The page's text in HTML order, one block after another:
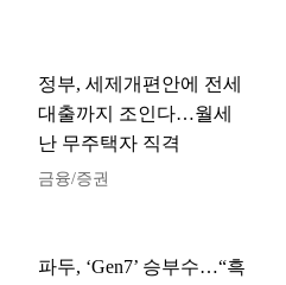
정부, 세제개편안에 전세
대출까지 조인다…월세
난 무주택자 직격
금융/증권
파두, ‘Gen7’ 승부수…“흑